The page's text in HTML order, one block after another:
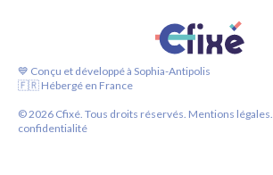
💙 Conçu et développé à Sophia-Antipolis
🇫🇷 Hébergé en France
©2026 Cfixé. Tous droits réservés. Mentions légales.
confidentialité